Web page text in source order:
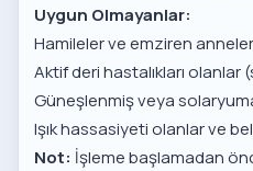
Uygun Olmayanlar:
Hamileler ve emziren
Aktif deri hastalıkları olanlar
Güneşlenmiş veya
Işık hassasiyeti olanlar ve
Not: İşleme başlamadan